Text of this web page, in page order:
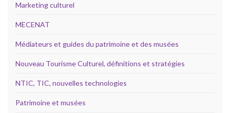
Marketing culturel
MECENAT
Médiateurs et guides du patrimoine et des musées
Nouveau Tourisme Culturel, définitions et stratégies
NTIC, TIC, nouvelles technologies
Patrimoine et musées